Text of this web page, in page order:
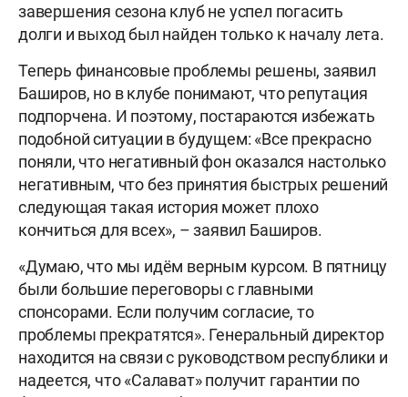
завершения сезона клуб не успел погасить
долги и выход был найден только к началу лета.
Теперь финансовые проблемы решены, заявил
Баширов, но в клубе понимают, что репутация
подпорчена. И поэтому, постараются избежать
подобной ситуации в будущем: «Все прекрасно
поняли, что негативный фон оказался настолько
негативным, что без принятия быстрых решений
следующая такая история может плохо
кончиться для всех», – заявил Баширов.
«Думаю, что мы идём верным курсом. В пятницу
были большие переговоры с главными
спонсорами. Если получим согласие, то
проблемы прекратятся». Генеральный директор
находится на связи с руководством республики и
надеется, что «Салават» получит гарантии по